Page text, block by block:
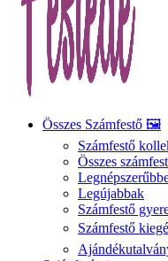
Összes Számfestő 🖼️
Számfestő
Összes
Legújabbak
Számfestő
Számfestő